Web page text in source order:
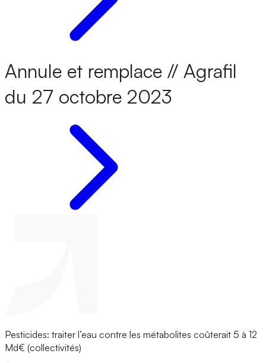
Annule et remplace // Agrafil
du 27 octobre 2023
Pesticides: traiter l’eau contre les métabolites coûterait 5 à 12
Md€ (collectivités)